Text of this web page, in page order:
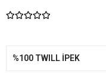
%100 TWILL İPEK